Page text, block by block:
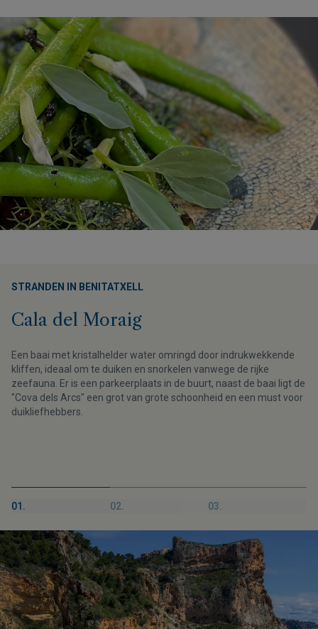
STRANDEN IN BENITATXELL
Cala del Moraig
Een baai met kristalhelder water omringd door indrukwekkende
kliffen, ideaal om te duiken en snorkelen vanwege de rijke
zeefauna. Er is een parkeerplaats in de buurt, naast de baai ligt de
"Cova dels Arcs" een grot van grote schoonheid en een must voor
duikliefhebbers.
01. 02. 03.